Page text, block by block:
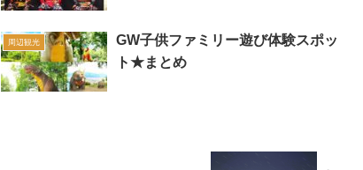
周辺観光
GW子供ファミリー遊び体験スポッ
ト★まとめ